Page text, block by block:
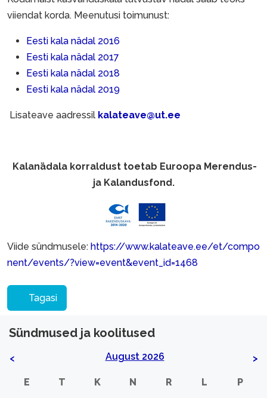
viiendat korda. Meenutusi toimunust:
Eesti kala nädal 2016
Eesti kala nädal 2017
Eesti kala nädal 2018
Eesti kala nädal 2019
Lisateave aadressil kalateave@ut.ee
Kalanädala korraldust toetab Euroopa Merendus-
ja Kalandusfond.
Viide sündmusele: https://www.kalateave.ee/et/compo
nent/events/?view=event&event_id=1468
Tagasi
Sündmused ja koolitused
< August 2026 >
E T K N R L
P